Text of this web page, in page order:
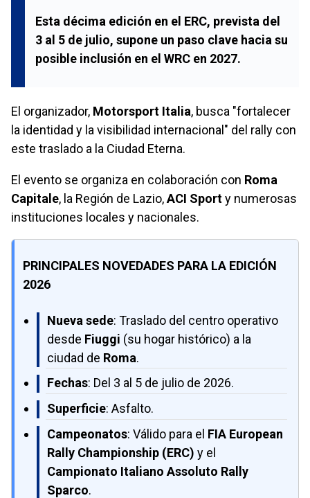
Esta décima edición en el ERC, prevista del
3 al 5 de julio, supone un paso clave hacia su
posible inclusión en el WRC en 2027.
El organizador, Motorsport Italia, busca "fortalecer
la identidad y la visibilidad internacional" del rally con
este traslado a la Ciudad Eterna.
El evento se organiza en colaboración con Roma
Capitale, la Región de Lazio,ACI Sporty numerosas
instituciones locales y nacionales.
PRINCIPALES NOVEDADES PARA LA EDICIÓN
2026
Nueva sede: Traslado del centro operativo
desde Fiuggi (su hogar histórico) a la
ciudad de Roma.
Fechas: Del 3 al 5 de julio de 2026.
Superficie: Asfalto.
Campeonatos: Válido para el FIA European
Rally Championship (ERC) y el
Campionato Italiano Assoluto Rally
Sparco.